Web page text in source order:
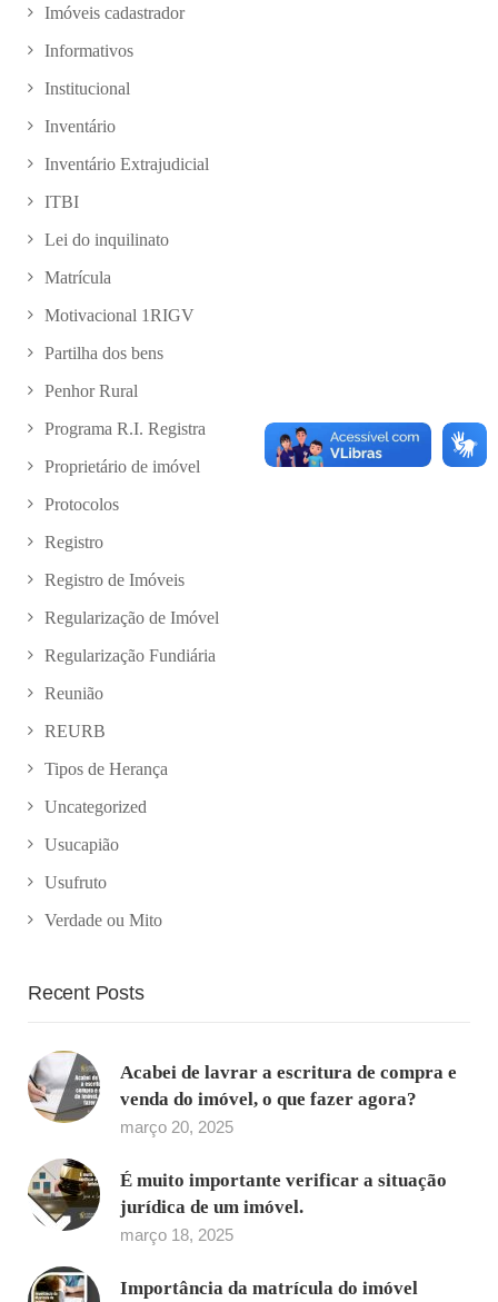
Imóveis cadastrador
Informativos
Institucional
Inventário
Inventário Extrajudicial
ITBI
Lei do inquilinato
Matrícula
Motivacional 1RIGV
Partilha dos bens
Penhor Rural
Programa R.I. Registra
Proprietário de imóvel
Protocolos
Registro
Registro de Imóveis
Regularização de Imóvel
Regularização Fundiária
Reunião
REURB
Tipos de Herança
Uncategorized
Usucapião
Usufruto
Verdade ou Mito
Recent Posts
Acabei de lavrar a escritura de compra e
venda do imóvel, o que fazer agora?
março 20, 2025
É muito importante verificar a situação
jurídica de um imóvel.
março 18, 2025
Importância da matrícula do imóvel